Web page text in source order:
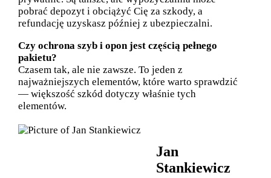
pobrać depozyt i obciążyć Cię za szkody, a
refundację uzyskasz później z ubezpieczalni.
Czy ochrona szyb i opon jest częścią pełnego
pakietu?
Czasem tak, ale nie zawsze. To jeden z
najważniejszych elementów, które warto sprawdzić
— większość szkód dotyczy właśnie tych
elementów.
Jan
Stankiewicz